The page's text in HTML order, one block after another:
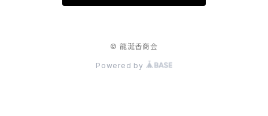
© 龍涎香商会
Powered by